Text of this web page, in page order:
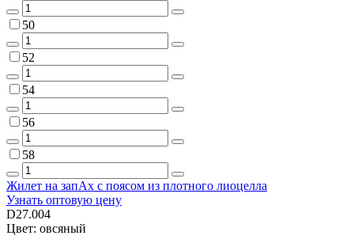
50
52
54
56
58
Жилет на запАх с поясом из плотного лиоцелла
Узнать оптовую цену
D27.004
Цвет: овсяный